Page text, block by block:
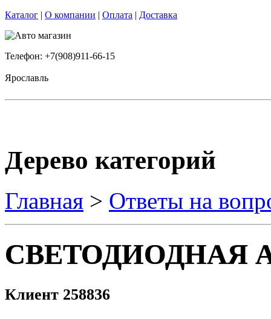
Каталог | О компании | Оплата | Доставка
Телефон: +7(908)911-66-15
Ярославль
Дерево категорий
Главная > Ответы на
СВЕТОДИОДНАЯ
Клиент 258836